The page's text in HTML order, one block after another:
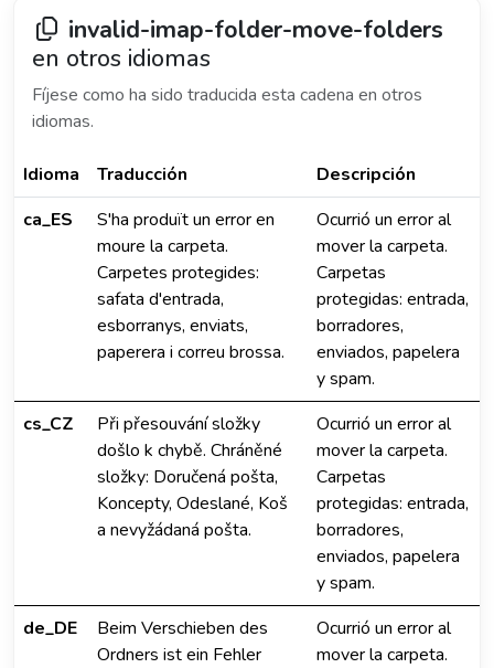
invalid-imap-folder-move-folders
en otros idiomas
Fíjese como ha sido traducida esta cadena en otros
idiomas.
Idioma Traducción
Descripción
ca_ES
S'ha produït un error en
moure la carpeta.
Carpetes protegides:
safata d'entrada,
esborranys, enviats,
paperera i correu brossa.
Ocurrió un error al
mover la carpeta.
Carpetas
protegidas: entrada,
borradores,
enviados, papelera
y spam.
cs_CZ
Při přesouvání složky
došlo k chybě. Chráněné
složky: Doručená pošta,
Koncepty, Odeslané, Koš
a nevyžádaná pošta.
Ocurrió un error al
mover la carpeta.
Carpetas
protegidas: entrada,
borradores,
enviados, papelera
y spam.
de_DE
Beim Verschieben des
Ordners ist ein Fehler
Ocurrió un error al
mover la carpeta.